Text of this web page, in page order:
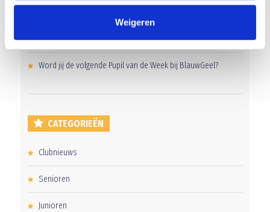
Weigeren
Uitnodiging voor de EXTRA Algemene Ledenvergadering
Word jij de volgende Pupil van de Week bij BlauwGeel?
CATEGORIEËN
Clubnieuws
Senioren
Junioren